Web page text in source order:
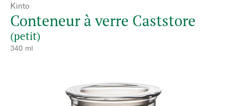
Kinto
Conteneur à verre Caststore
(petit)
340 ml